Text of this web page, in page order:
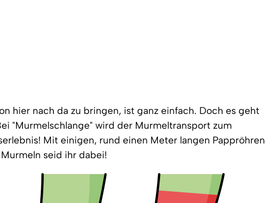
hier nach da zu bringen, ist ganz einfach. Doch es geht
"Murmelschlange" wird der Murmeltransport zum
Mit einigen, rund einen Meter langen Pappröhren
seid ihr dabei!